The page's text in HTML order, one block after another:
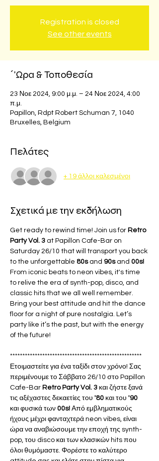
Registration is closed
See other events
΄'Ωρα & Τοποθεσία
23 Νοε 2024, 9:00 μ.μ. – 24 Νοε 2024, 4:00
π.μ.
Papillon, Rdpt Robert Schuman 7, 1040
Bruxelles, Belgium
Πελάτες
+ 19 άλλοι καλεσμένοι
Σχετικά με την εκδήλωση
Get ready to rewind time! Join us for Retro
Party Vol. 3 at Papillon Cafe-Bar on
Saturday 26/10 that will transport you back
to the unforgettable 80s and 90s and 00s!
From iconic beats to neon vibes, it's time
to relive the era of synth-pop, disco, and
classic hits that we all well remember.
Bring your best attitude and hit the dance
floor for a night of pure nostalgia. Let’s
party like it’s the past, but with the energy
of the future!
*****************************************************
Ετοιμαστείτε για ένα ταξίδι στον χρόνο! Σας
περιμένουμε το Σάββατο 26/10 στο Papillon
Cafe-Bar Retro Party Vol. 3 και ζήστε ξανά
τις αξέχαστες δεκαετίες του '80 και του '90
και φυσικά των 00s! Από εμβληματικούς
ήχους μέχρι φανταχτερά neon vibes, είναι
ώρα να αναβιώσουμε την εποχή της synth-
pop, του disco και των κλασικών hits που
όλοι θυμόμαστε. Φορέστε το καλύτερο